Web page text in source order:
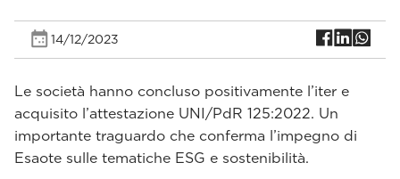
14/12/2023
Le società hanno concluso positivamente l’iter e
acquisito l’attestazione UNI/PdR 125:2022. Un
importante traguardo che conferma l’impegno di
Esaote sulle tematiche ESG e sostenibilità.